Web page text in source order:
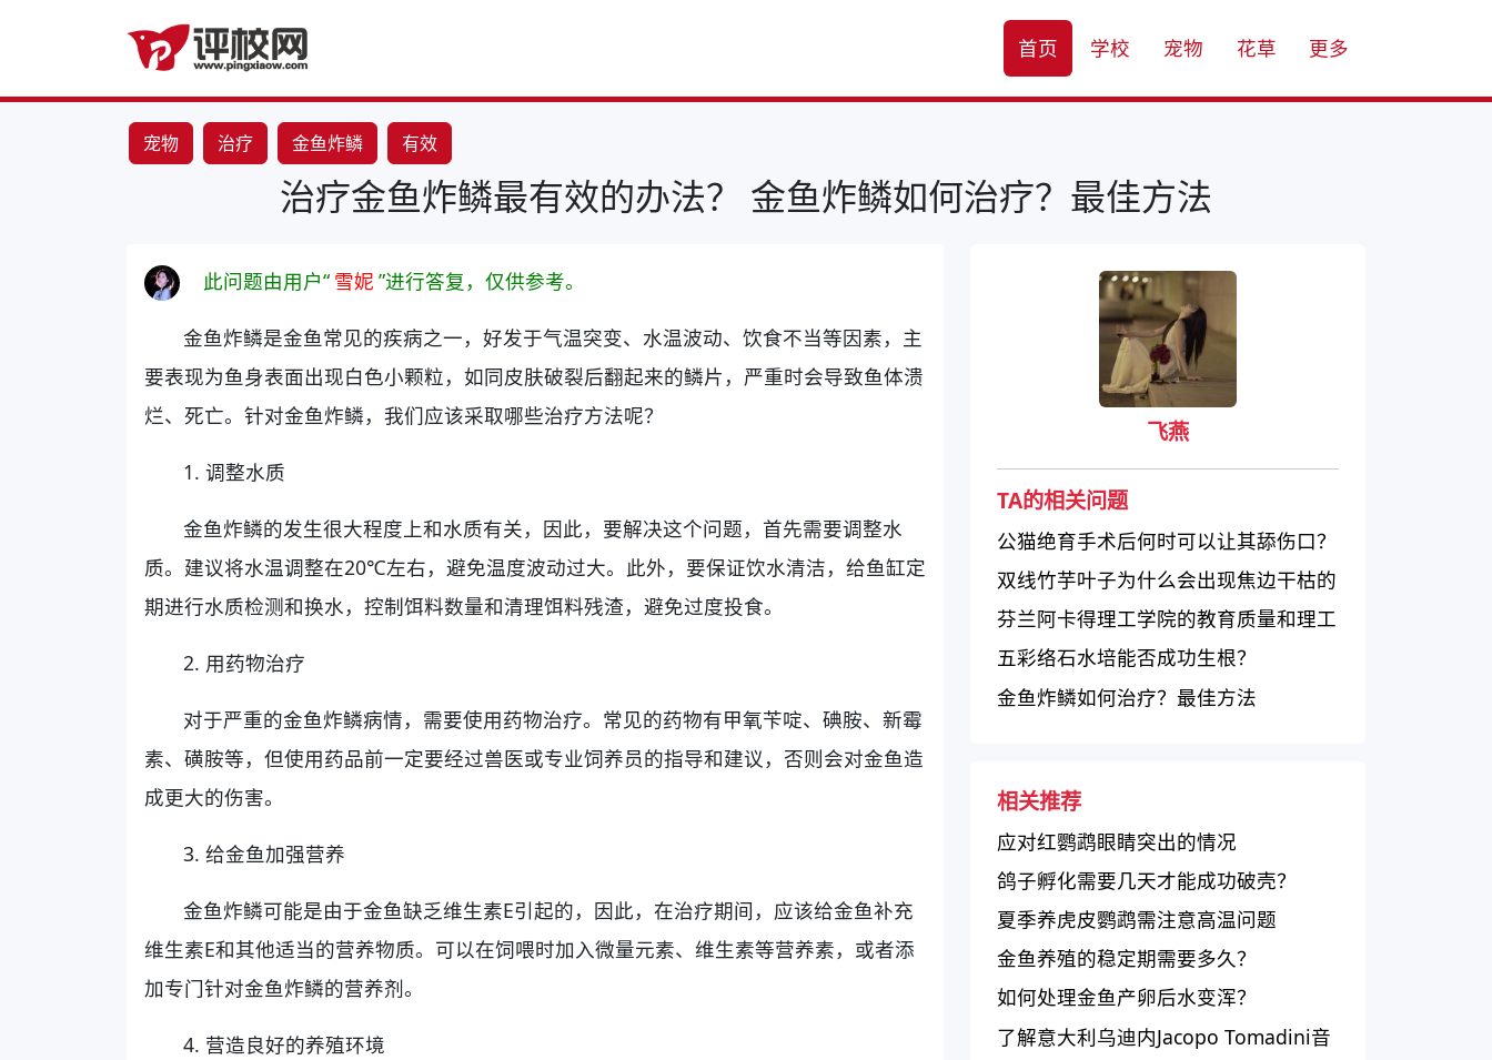
首页 学校 宠物 花草 更多
宠物 治疗 金鱼炸鳞 有效
治疗金鱼炸鳞最有效的办法？ 金鱼炸鳞如何治疗？最佳方法
此问题由用户“ 雪妮 ”进行答复，仅供参考。
金鱼炸鳞是金鱼常见的疾病之一，好发于气温突变、水温波动、饮食不当等因素，主
要表现为鱼身表面出现白色小颗粒，如同皮肤破裂后翻起来的鳞片，严重时会导致鱼体溃
烂、死亡。针对金鱼炸鳞，我们应该采取哪些治疗方法呢？
1. 调整水质
金鱼炸鳞的发生很大程度上和水质有关，因此，要解决这个问题，首先需要调整水
质。建议将水温调整在20℃左右，避免温度波动过大。此外，要保证饮水清洁，给鱼缸定
期进行水质检测和换水，控制饵料数量和清理饵料残渣，避免过度投食。
2. 用药物治疗
对于严重的金鱼炸鳞病情，需要使用药物治疗。常见的药物有甲氧苄啶、碘胺、新霉
素、磺胺等，但使用药品前一定要经过兽医或专业饲养员的指导和建议，否则会对金鱼造
成更大的伤害。
3. 给金鱼加强营养
金鱼炸鳞可能是由于金鱼缺乏维生素E引起的，因此，在治疗期间，应该给金鱼补充
维生素E和其他适当的营养物质。可以在饲喂时加入微量元素、维生素等营养素，或者添
加专门针对金鱼炸鳞的营养剂。
4. 营造良好的养殖环境
飞燕
TA的相关问题
公猫绝育手术后何时可以让其舔伤口？
双线竹芋叶子为什么会出现焦边干枯的
情况？
芬兰阿卡得理工学院的教育质量和理工
科专业特色
五彩络石水培能否成功生根？
金鱼炸鳞如何治疗？最佳方法
相关推荐
应对红鹦鹉眼睛突出的情况
鸽子孵化需要几天才能成功破壳？
夏季养虎皮鹦鹉需注意高温问题
金鱼养殖的稳定期需要多久？
如何处理金鱼产卵后水变浑？
了解意大利乌迪内Jacopo Tomadini音